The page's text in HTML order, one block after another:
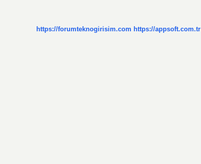
https://forumteknogirisim.com https://appsoft.com.tr